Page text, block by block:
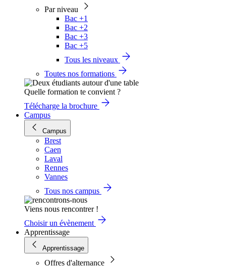
Par niveau
Bac +1
Bac +2
Bac +3
Bac +5
Tous les niveaux
Toutes nos formations
Quelle formation te convient ?
Télécharge la brochure
Campus
Campus
Brest
Caen
Laval
Rennes
Vannes
Tous nos campus
Viens nous rencontrer !
Choisir un évènement
Apprentissage
Apprentissage
Offres d'alternance